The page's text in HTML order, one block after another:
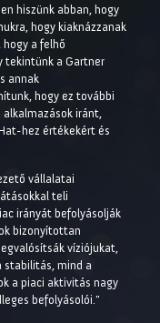
hiszünk abban, hogy
hogy kiaknázzanak
a felhő
tekintünk a Gartner
annak
hogy ez további
iránt,
hez értékekért és
vállalatai
teli
irányát befolyásolják
bizonyítottan
víziójukat,
stabilitás, mind a
a piaci aktivitás nagy
befolyásolói."